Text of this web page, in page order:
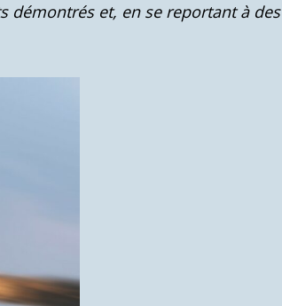
démontrés et, en se reportant à des